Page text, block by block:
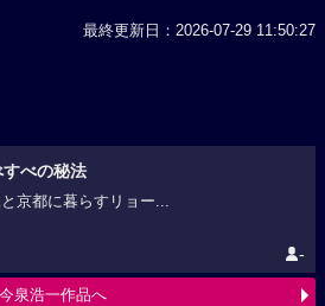
最終更新日：2026-07-29 11:50:27
すべの秘法
京都に暮らすリョー...
-
今泉浩一作品へ